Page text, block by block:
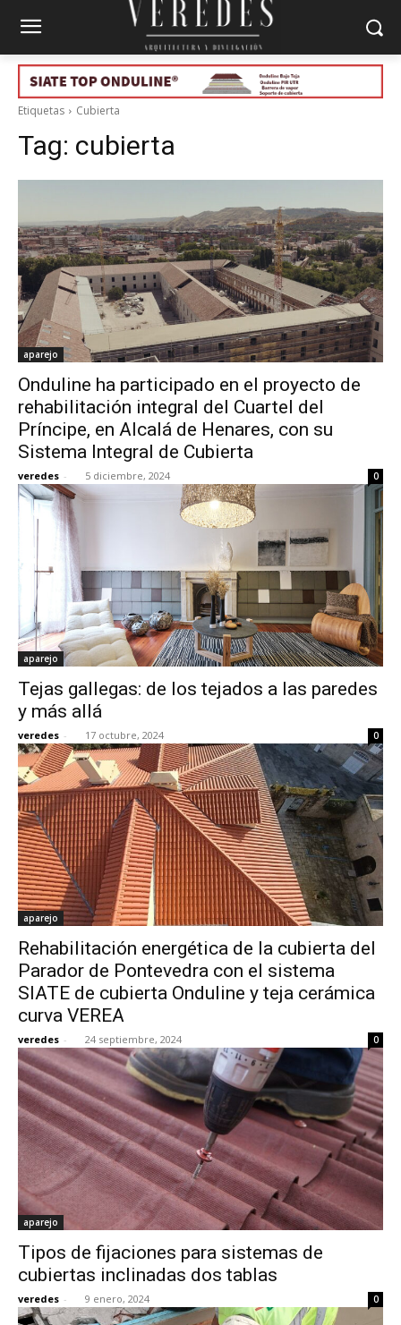
Etiquetas Cubierta
Tag: cubierta
aparejo
Onduline ha participado en el proyecto de
rehabilitación integral del Cuartel del
Príncipe, en Alcalá de Henares, con su
Sistema Integral de Cubierta
veredes - 5 diciembre, 2024 0
aparejo
Tejas gallegas: de los tejados a las paredes
y más allá
veredes - 17 octubre, 2024 0
aparejo
Rehabilitación energética de la cubierta del
Parador de Pontevedra con el sistema
SIATE de cubierta Onduline y teja cerámica
curva VEREA
veredes - 24 septiembre, 2024 0
aparejo
Tipos de fijaciones para sistemas de
cubiertas inclinadas dos tablas
veredes - 9 enero, 2024 0